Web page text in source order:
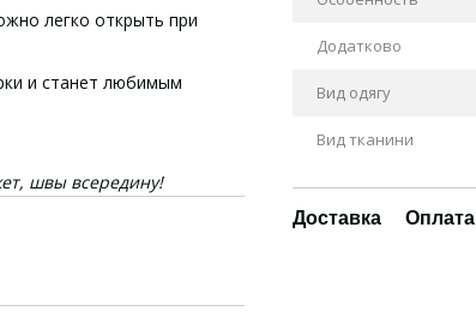
легко открыть при
и станет любимым
швы всередину!
Додатково
Вид одягу
Вид тканини
Доставка Оплата